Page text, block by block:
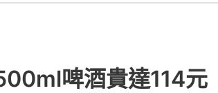
啤酒貴達114元